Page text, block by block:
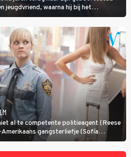
jeugdvriend, waarna hij bij het
een verband begint te vermoeden
al te competente politieagent (Reese
gangsterliefje (Sofía
corrupte agenten en moordlustige